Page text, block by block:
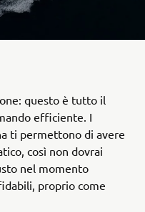
questo è tutto il
efficiente. I
ti permettono di avere
così non dovrai
nel momento
proprio come